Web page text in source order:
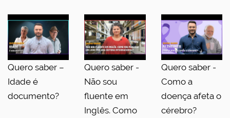
Quero saber –
Idade é
documento?
Quero saber -
Não sou
fluente em
Inglês. Como
Quero saber -
Como a
doença afeta o
cérebro?